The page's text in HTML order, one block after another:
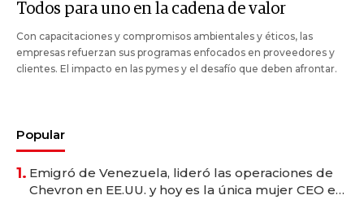
Todos para uno en la cadena de valor
Con capacitaciones y compromisos ambientales y éticos, las
empresas refuerzan sus programas enfocados en proveedores y
clientes. El impacto en las pymes y el desafío que deben afrontar.
Popular
1. Emigró de Venezuela, lideró las operaciones de
Chevron en EE.UU. y hoy es la única mujer CEO en